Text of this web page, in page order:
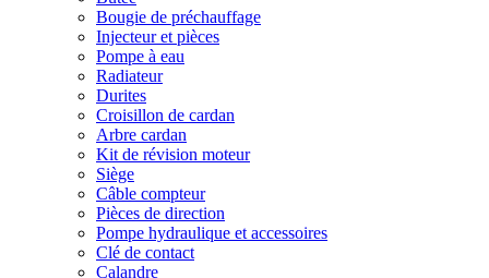
Bougie de préchauffage
Injecteur et pièces
Pompe à eau
Radiateur
Durites
Croisillon de cardan
Arbre cardan
Kit de révision moteur
Siège
Câble compteur
Pièces de direction
Pompe hydraulique et accessoires
Clé de contact
Calandre